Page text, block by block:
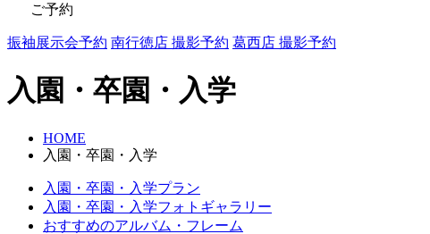
ご予約
振袖展示会予約 南行徳店 撮影予約 葛西店 撮影予約
入園・卒園・入学
HOME
入園・卒園・入学
入園・卒園・入学プラン
入園・卒園・入学フォトギャラリー
おすすめのアルバム・フレーム